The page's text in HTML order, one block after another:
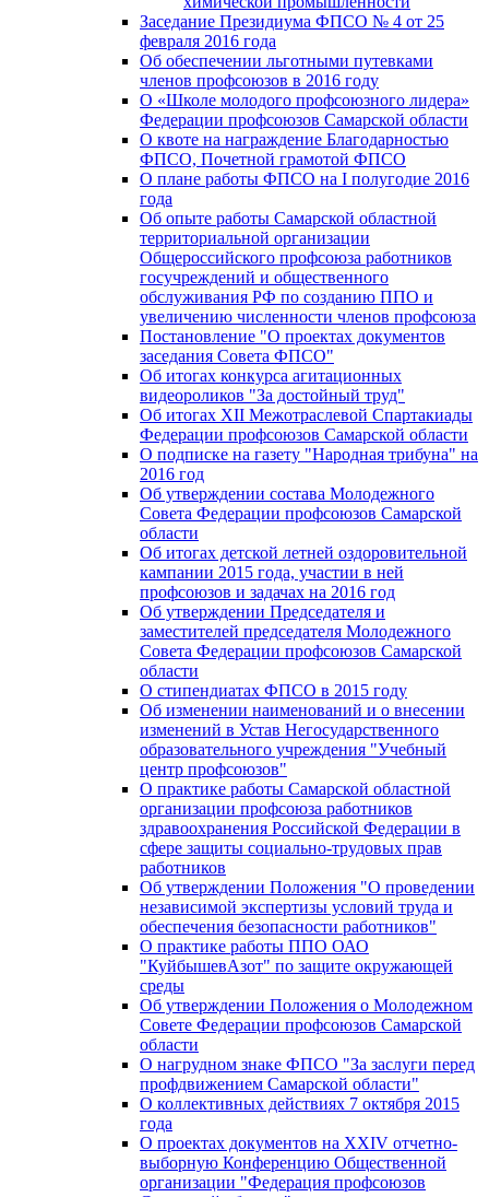
Заседание Президиума ФПСО № 4 от 25
февраля 2016 года
Об обеспечении льготными путевками
членов профсоюзов в 2016 году
О «Школе молодого профсоюзного лидера»
Федерации профсоюзов Самарской области
О квоте на награждение Благодарностью
ФПСО, Почетной грамотой ФПСО
О плане работы ФПСО на I полугодие 2016
года
Об опыте работы Самарской областной
территориальной организации
Общероссийского профсоюза работников
госучреждений и общественного
обслуживания РФ по созданию ППО и
увеличению численности членов профсоюза
Постановление "О проектах документов
заседания Совета ФПСО"
Об итогах конкурса агитационных
видеороликов "За достойный труд"
Об итогах XII Межотраслевой Спартакиады
Федерации профсоюзов Самарской области
О подписке на газету "Народная трибуна" на
2016 год
Об утверждении состава Молодежного
Совета Федерации профсоюзов Самарской
области
Об итогах детской летней оздоровительной
кампании 2015 года, участии в ней
профсоюзов и задачах на 2016 год
Об утверждении Председателя и
заместителей председателя Молодежного
Совета Федерации профсоюзов Самарской
области
О стипендиатах ФПСО в 2015 году
Об изменении наименований и о внесении
изменений в Устав Негосударственного
образовательного учреждения "Учебный
центр профсоюзов"
О практике работы Самарской областной
организации профсоюза работников
здравоохранения Российской Федерации в
сфере защиты социально-трудовых прав
работников
Об утверждении Положения "О проведении
независимой экспертизы условий труда и
обеспечения безопасности работников"
О практике работы ППО ОАО
"КуйбышевАзот" по защите окружающей
среды
Об утверждении Положения о Молодежном
Совете Федерации профсоюзов Самарской
области
О нагрудном знаке ФПСО "За заслуги перед
профдвижением Самарской области"
О коллективных действиях 7 октября 2015
года
О проектах документов на XXIV отчетно-
выборную Конференцию Общественной
организации "Федерация профсоюзов